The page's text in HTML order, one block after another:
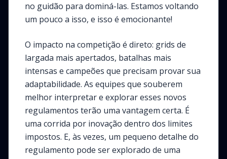
no guidão para dominá-las. Estamos voltando
um pouco a isso, e isso é emocionante!
O impacto na competição é direto: grids de
largada mais apertados, batalhas mais
intensas e campeões que precisam provar sua
adaptabilidade. As equipes que souberem
melhor interpretar e explorar esses novos
regulamentos terão uma vantagem certa. É
uma corrida por inovação dentro dos limites
impostos. E, às vezes, um pequeno detalhe do
regulamento pode ser explorado de uma